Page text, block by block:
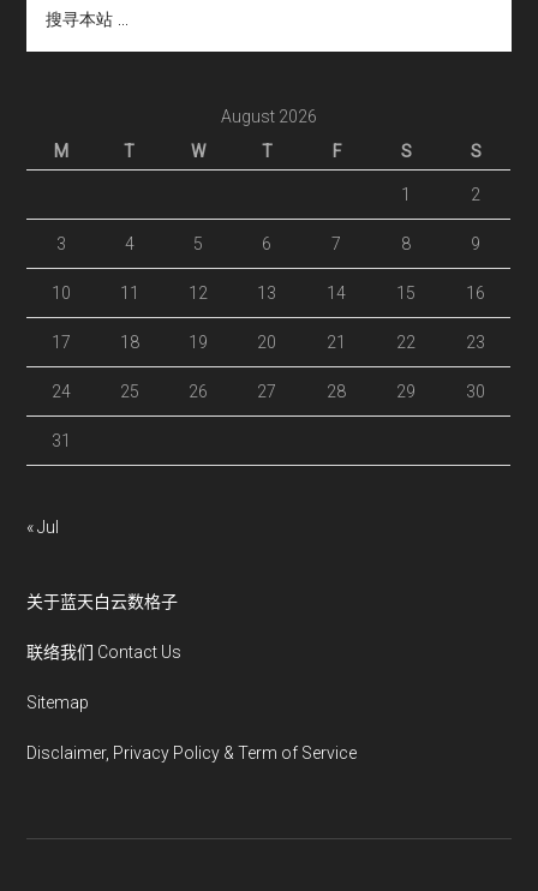
本
August 2026
M
T W T F S S
1 2
3 4 5 6 7 8 9
10 11 12 13 14 15 16
17 18 19 20 21 22 23
24 25 26 27 28 29 30
31
« Jul
关于蓝天白云数格子
联络我们 Contact Us
Sitemap
Disclaimer, Privacy Policy & Term of Service